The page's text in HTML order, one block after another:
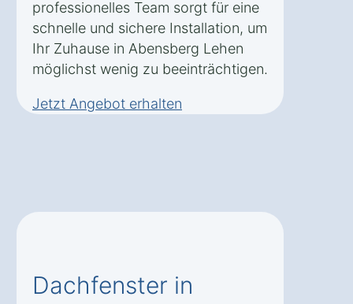
professionelles Team sorgt für eine
schnelle und sichere Installation, um
Ihr Zuhause in Abensberg Lehen
möglichst wenig zu beeinträchtigen.
Jetzt Angebot erhalten
Dachfenster in